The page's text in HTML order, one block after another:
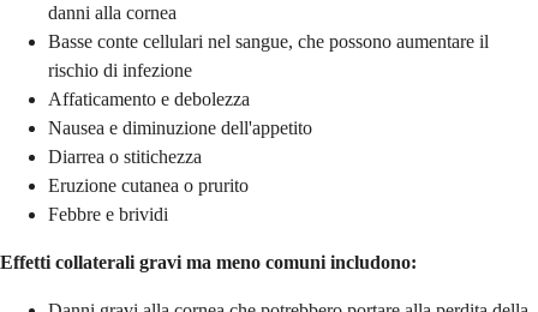
danni alla cornea
Basse conte cellulari nel sangue, che possono aumentare il
rischio di infezione
Affaticamento e debolezza
Nausea e diminuzione dell'appetito
Diarrea o stitichezza
Eruzione cutanea o prurito
Febbre e brividi
Effetti collaterali gravi ma meno comuni includono: